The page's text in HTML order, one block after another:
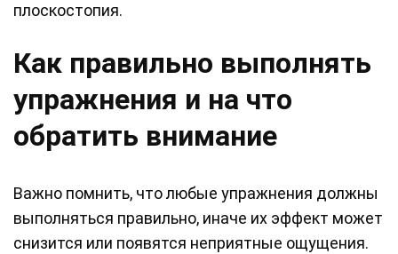
плоскостопия.
Как правильно выполнять
упражнения и на что
обратить внимание
Важно помнить, что любые упражнения должны
выполняться правильно, иначе их эффект может
снизится или появятся неприятные ощущения.